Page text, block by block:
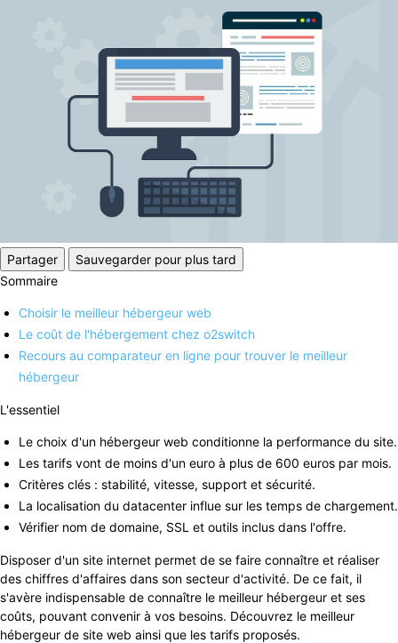
Partager
Sauvegarder pour plus tard
Sommaire
Choisir le meilleur hébergeur web
Le coût de l'hébergement chez o2switch
Recours au comparateur en ligne pour trouver le meilleur
hébergeur
L'essentiel
Le choix d'un hébergeur web conditionne la performance du site.
Les tarifs vont de moins d'un euro à plus de 600 euros par mois.
Critères clés : stabilité, vitesse, support et sécurité.
La localisation du datacenter influe sur les temps de chargement.
Vérifier nom de domaine, SSL et outils inclus dans l'offre.
Disposer d'un site internet permet de se faire connaître et réaliser
des chiffres d'affaires dans son secteur d'activité. De ce fait, il
s'avère indispensable de connaître le meilleur hébergeur et ses
coûts, pouvant convenir à vos besoins. Découvrez le meilleur
hébergeur de site web ainsi que les tarifs proposés.